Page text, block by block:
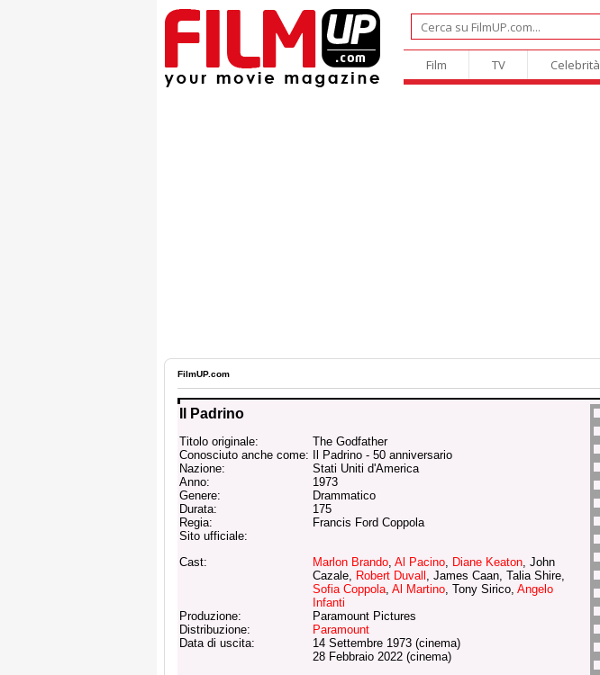
Film TV Celebrità
FilmUP.com
Il Padrino
Titolo originale:
The Godfather
Conosciuto anche come:
Il Padrino - 50 anniversario
Nazione:
Stati Uniti d'America
Anno:
1973
Genere:
Drammatico
Durata:
175
Regia:
Francis Ford Coppola
Sito ufficiale:
Cast:
Marlon Brando, Al Pacino, Diane Keaton, John
Cazale, Robert Duvall , James Caan, Talia Shire,
Sofia Coppola, Al Martino, Tony Sirico, Angelo
Infanti
Produzione:
Paramount Pictures
Distribuzione:
Paramount
Data di uscita:
14 Settembre 1973 (cinema)
28 Febbraio 2022 (cinema)